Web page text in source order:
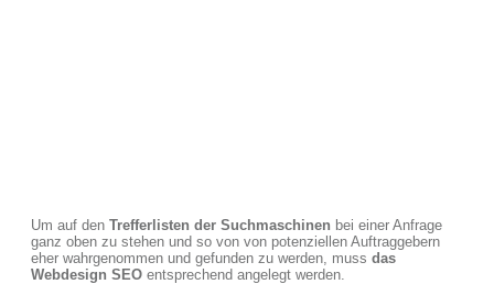
Um auf den Trefferlisten der Suchmaschinen bei einer Anfrage
ganz oben zu stehen und so von von potenziellen Auftraggebern
eher wahrgenommen und gefunden zu werden, muss das
Webdesign SEO entsprechend angelegt werden.